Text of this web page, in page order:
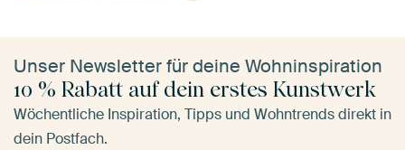
Unser Newsletter für deine Wohninspiration
10 % Rabatt auf dein erstes Kunstwerk
Wöchentliche Inspiration, Tipps und Wohntrends direkt in
dein Postfach.